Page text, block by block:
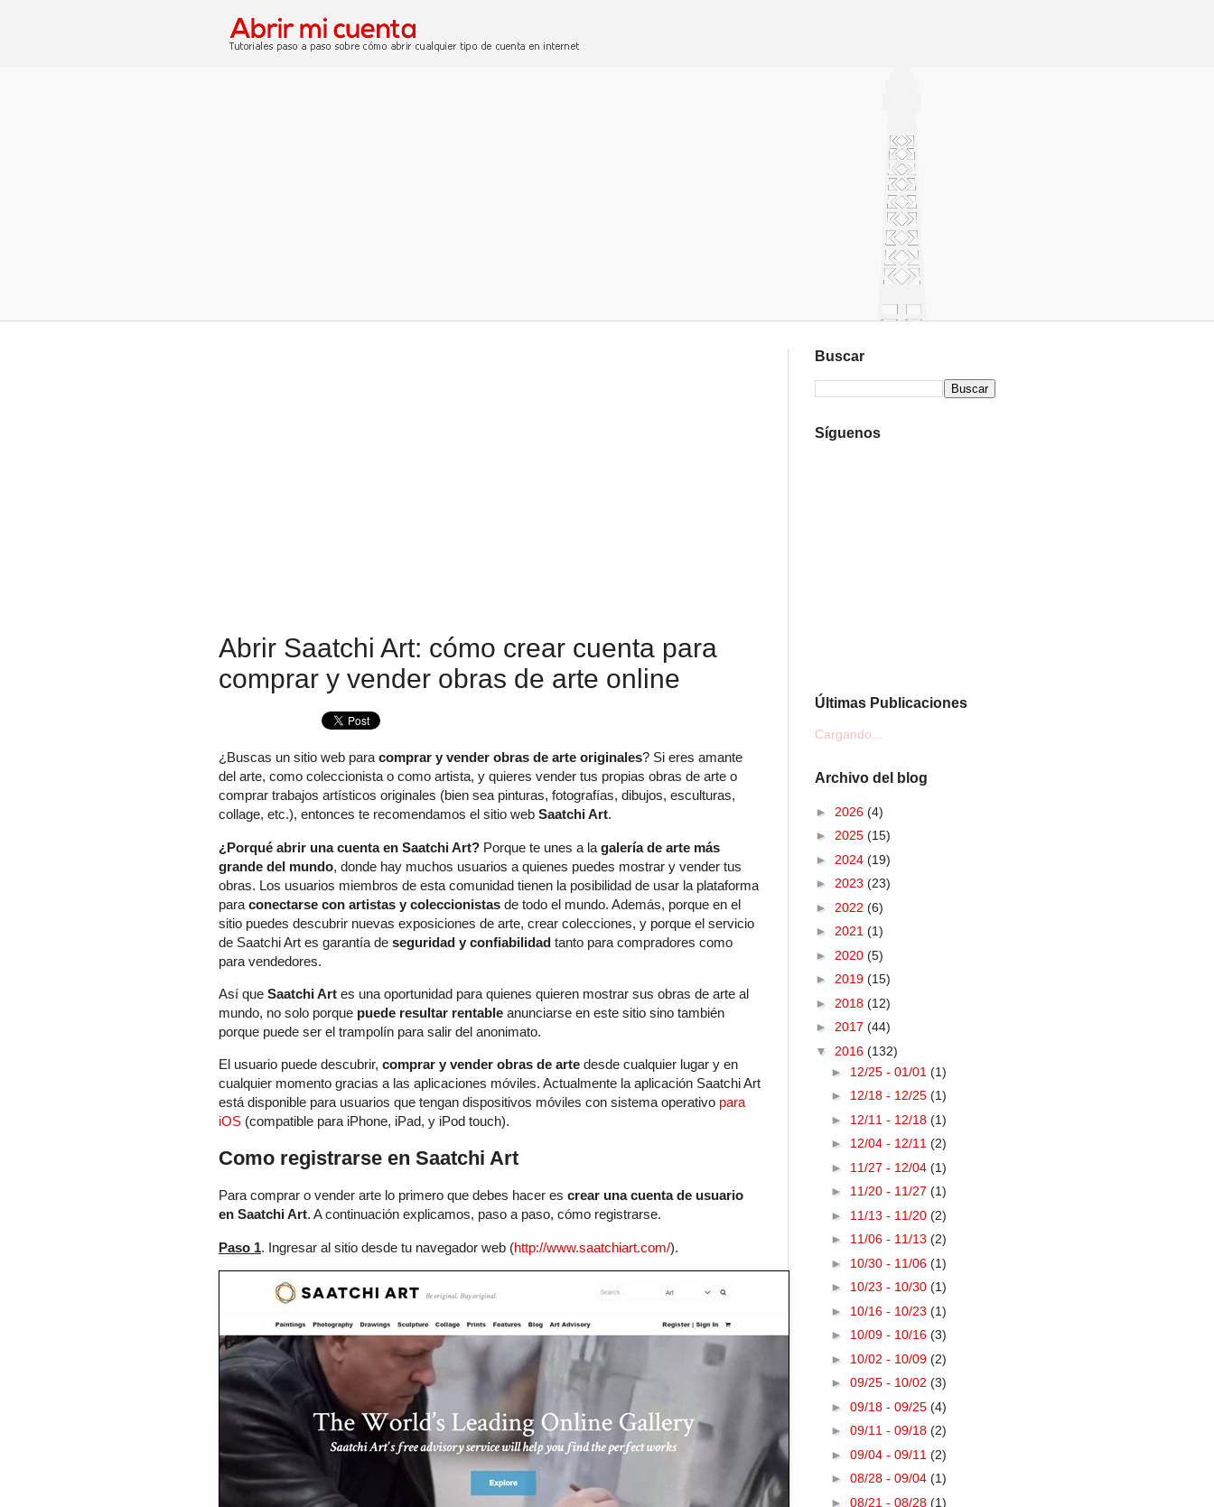
Abrir Saatchi Art: cómo crear cuenta para
comprar y vender obras de arte online
¿Buscas un sitio web para comprar y vender obras de arte originales? Si eres amante
del arte, como coleccionista o como artista, y quieres vender tus propias obras de arte o
comprar trabajos artísticos originales (bien sea pinturas, fotografías, dibujos, esculturas,
collage, etc.), entonces te recomendamos el sitio web Saatchi Art.
¿Porqué abrir una cuenta en Saatchi Art? Porque te unes a la galería de arte más
grande del mundo, donde hay muchos usuarios a quienes puedes mostrar y vender tus
obras. Los usuarios miembros de esta comunidad tienen la posibilidad de usar la plataforma
para conectarse con artistas y coleccionistas de todo el mundo. Además, porque en el
sitio puedes descubrir nuevas exposiciones de arte, crear colecciones, y porque el servicio
de Saatchi Art es garantía de seguridad y confiabilidad tanto para compradores como
para vendedores.
Así que Saatchi Art es una oportunidad para quienes quieren mostrar sus obras de arte al
mundo, no solo porque puede resultar rentable anunciarse en este sitio sino también
porque puede ser el trampolín para salir del anonimato.
El usuario puede descubrir, comprar y vender obras de arte desde cualquier lugar y en
cualquier momento gracias a las aplicaciones móviles. Actualmente la aplicación Saatchi Art
está disponible para usuarios que tengan dispositivos móviles con sistema operativo para
iOS (compatible para iPhone, iPad, y iPod touch).
Como registrarse en Saatchi Art
Para comprar o vender arte lo primero que debes hacer es crear una cuenta de usuario
en Saatchi Art. A continuación explicamos, paso a paso, cómo registrarse.
Paso 1. Ingresar al sitio desde tu navegador web (http://www.saatchiart.com/).
Buscar
Síguenos
Últimas Publicaciones
Cargando...
Archivo del blog
► 2026 (4)
► 2025 (15)
► 2024 (19)
► 2023 (23)
► 2022 (6)
► 2021 (1)
► 2020 (5)
► 2019 (15)
► 2018 (12)
► 2017 (44)
▼ 2016 (132)
► 12/25 - 01/01 (1)
► 12/18 - 12/25 (1)
► 12/11 - 12/18 (1)
► 12/04 - 12/11 (2)
► 11/27 - 12/04 (1)
► 11/20 - 11/27 (1)
► 11/13 - 11/20 (2)
► 11/06 - 11/13 (2)
► 10/30 - 11/06 (1)
► 10/23 - 10/30 (1)
► 10/16 - 10/23 (1)
► 10/09 - 10/16 (3)
► 10/02 - 10/09 (2)
► 09/25 - 10/02 (3)
► 09/18 - 09/25 (4)
► 09/11 - 09/18 (2)
► 09/04 - 09/11 (2)
► 08/28 - 09/04 (1)
► 08/21 - 08/28 (1)